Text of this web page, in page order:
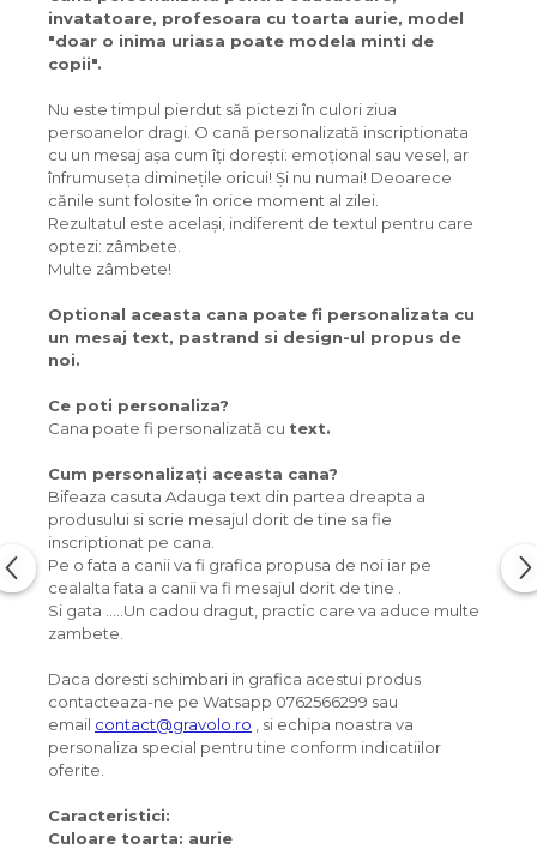
invatatoare, profesoara cu toarta aurie, model
"doar o inima uriasa poate modela minti de
copii".
Nu este timpul pierdut să pictezi în culori ziua
persoanelor dragi. O cană personalizată inscriptionata
cu un mesaj așa cum îți dorești: emoțional sau vesel, ar
înfrumuseța diminețile oricui! Și nu numai! Deoarece
cănile sunt folosite în orice moment al zilei.
Rezultatul este același, indiferent de textul pentru care
optezi: zâmbete.
Multe zâmbete!
Optional aceasta cana poate fi personalizata cu
un mesaj text, pastrand si design-ul propus de
noi.
Ce poti personaliza?
Cana poate fi personalizată cu text.
Cum personalizați aceasta cana?
Bifeaza casuta Adauga text din partea dreapta a
produsului si scrie mesajul dorit de tine sa fie
inscriptionat pe cana.
Pe o fata a canii va fi grafica propusa de noi iar pe
cealalta fata a canii va fi mesajul dorit de tine .
Si gata .....Un cadou dragut, practic care va aduce multe
zambete.
Daca doresti schimbari in grafica acestui produs
contacteaza-ne pe Watsapp 0762566299 sau
email contact@gravolo.ro , si echipa noastra va
personaliza special pentru tine conform indicatiilor
oferite.
Caracteristici:
Culoare toarta: aurie